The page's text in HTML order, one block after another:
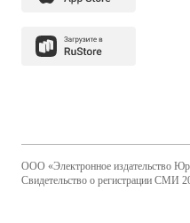
ООО «Электронное издательство
Свидетельство о регистрации СМИ